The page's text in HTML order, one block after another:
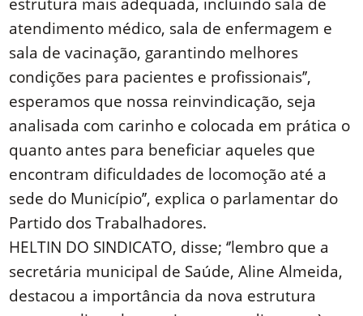
atendimento médico, sala de enfermagem e
sala de vacinação, garantindo melhores
condições para pacientes e profissionais’’,
esperamos que nossa reinvindicação, seja
analisada com carinho e colocada em prática o
quanto antes para beneficiar aqueles que
encontram dificuldades de locomoção até a
sede do Município’’, explica o parlamentar do
Partido dos Trabalhadores.
HELTIN DO SINDICATO, disse; ‘’lembro que a
secretária municipal de Saúde, Aline Almeida,
destacou a importância da nova estrutura